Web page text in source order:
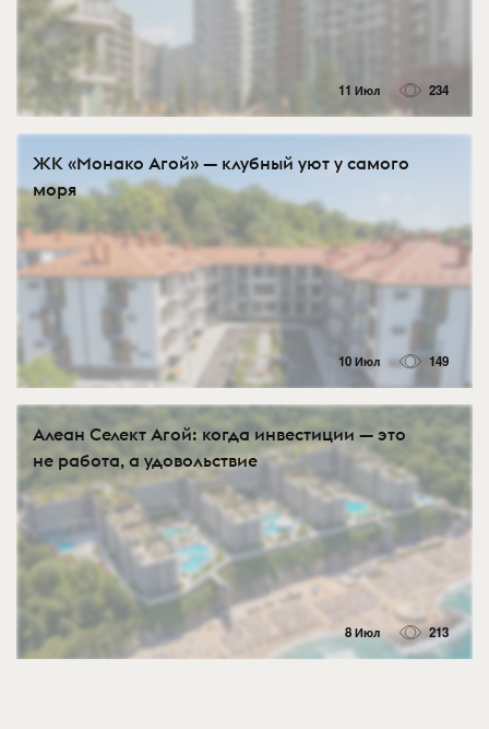
11 Июл 234
ЖК «Монако Агой» — клубный уют у самого
моря
10 Июл 149
Алеан Селект Агой: когда инвестиции — это
не работа, а удовольствие
8 Июл 213